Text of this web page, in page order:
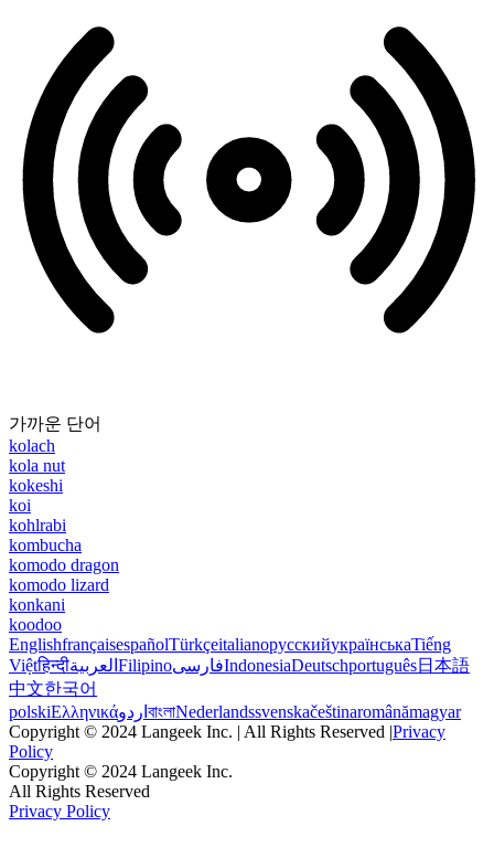
가까운 단어
kolach
kola nut
kokeshi
koi
kohlrabi
kombucha
komodo dragon
komodo lizard
konkani
koodoo
EnglishfrançaisespañolTürkçeitalianoрусскийукраїнськаTiếng
Việtहिन्दीالعربية FilipinoفارسیIndonesiaDeutschportuguês日本語
中文한국어
polskiΕλληνικάاردو বাংলাNederlandssvenskačeštinaromânămagyar
Copyright © 2024 Langeek Inc. | All Rights Reserved |Privacy
Policy
Copyright © 2024 Langeek Inc.
All Rights Reserved
Privacy Policy